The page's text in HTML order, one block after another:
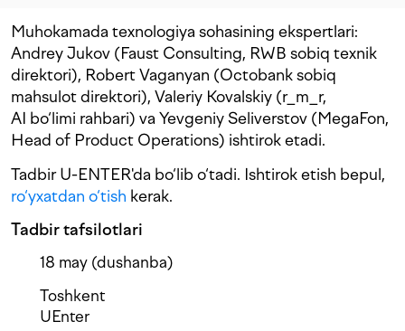
Muhokamada texnologiya sohasining ekspertlari:
Andrey Jukov (Faust Consulting, RWB sobiq texnik
direktori), Robert Vaganyan (Octobank sobiq
mahsulot direktori), Valeriy Kovalskiy (r_m_r,
AI bo‘limi rahbari) va Yevgeniy Seliverstov (MegaFon,
Head of Product Operations) ishtirok etadi.
Tadbir U-ENTER'da bo‘lib o‘tadi. Ishtirok etish bepul,
ro‘yxatdan o‘tish kerak.
Tadbir tafsilotlari
18 may (dushanba)
Toshkent
UEnter